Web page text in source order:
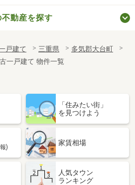
動産を探す
戸建て 三重県
多気郡大台町
一戸建て 物件一覧
「住みたい街」
を見つけよう
)
家賃相場
人気タウン
ランキング